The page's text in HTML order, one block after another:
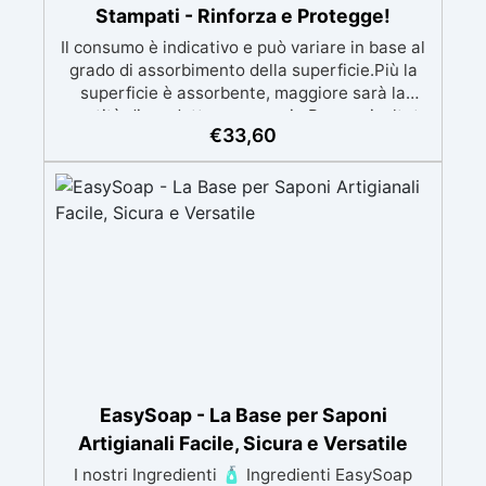
Stampati - Rinforza e Protegge!
Il consumo è indicativo e può variare in base al
grado di assorbimento della superficie.Più la
superficie è assorbente, maggiore sarà la
quantità di prodotto necessaria.Per un risultato
ottimale, consigliamo di acquistare una
quantità sufficiente per l’applicazione di almeno
due mani. ✅ Resina metacrilica
monocomponente per consolidare e proteggere
pavimenti in cemento e calcestruzzo ✅
garage, cortili, magazzini e piazzali, resistente
a temperature estreme e agenti chimici
€33,60
EasySoap - La Base per Saponi
Artigianali Facile, Sicura e Versatile
I nostri Ingredienti 🧴 Ingredienti EasySoap